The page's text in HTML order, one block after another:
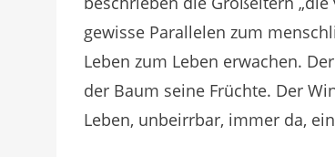
gewisse Parallelen zum
Leben zum Leben erwachen.
der Baum seine Früchte. Der
Leben, unbeirrbar, immer da,